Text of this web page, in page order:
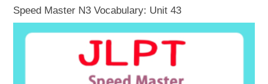
Speed Master N3 Vocabulary: Unit 43